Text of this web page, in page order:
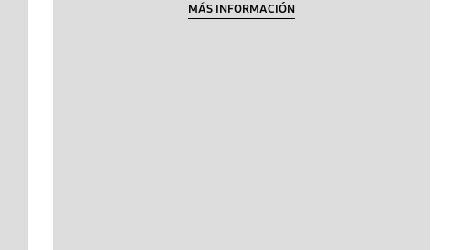
MÁS INFORMACIÓN